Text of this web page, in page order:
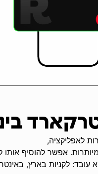
לאפליקציה,
אפשר להוסיף אותו
לקניות בארץ,